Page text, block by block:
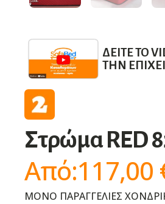
ΔΕΊΤΕ ΤΟ
ΤΗΝ
Στρώμα RED
Από:117,00
ΜΟΝΟ ΠΑΡΑΓΓΕΛΙΕΣ